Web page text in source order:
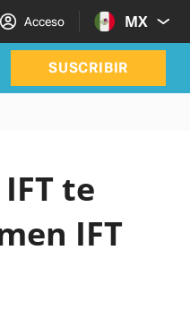
Acceso MX
SUSCRIBIR
te
IFT